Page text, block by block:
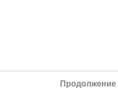
Продолжение